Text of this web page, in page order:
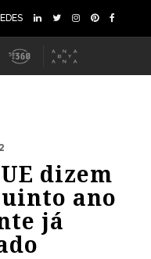
dizem
ano
já